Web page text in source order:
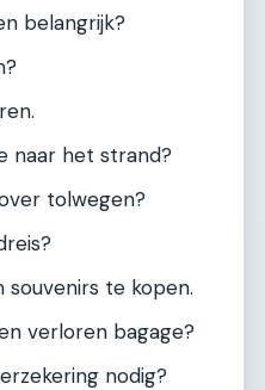
belangrijk?
naar het strand?
tolwegen?
te kopen.
verloren bagage?
nodig?